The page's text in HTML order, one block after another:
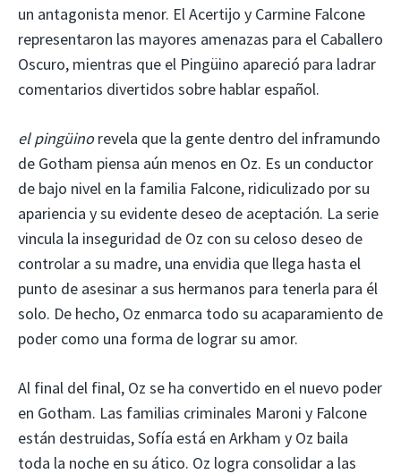
un antagonista menor. El Acertijo y Carmine Falcone
representaron las mayores amenazas para el Caballero
Oscuro, mientras que el Pingüino apareció para ladrar
comentarios divertidos sobre hablar español.
el pingüinorevela que la gente dentro del inframundo
de Gotham piensa aún menos en Oz. Es un conductor
de bajo nivel en la familia Falcone, ridiculizado por su
apariencia y su evidente deseo de aceptación. La serie
vincula la inseguridad de Oz con su celoso deseo de
controlar a su madre, una envidia que llega hasta el
punto de asesinar a sus hermanos para tenerla para él
solo. De hecho, Oz enmarca todo su acaparamiento de
poder como una forma de lograr su amor.
Al final del final, Oz se ha convertido en el nuevo poder
en Gotham. Las familias criminales Maroni y Falcone
están destruidas, Sofía está en Arkham y Oz baila
toda la noche en su ático. Oz logra consolidar a las